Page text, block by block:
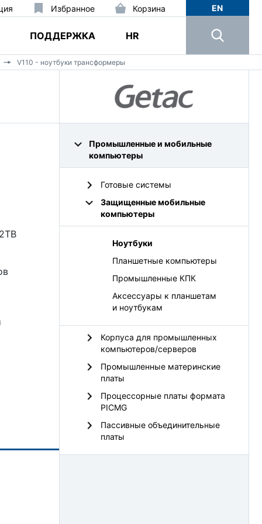
Избранное Корзина
ПОДДЕРЖКА HR
EN
V110 - ноутбуки трансформеры
Промышленные и мобильные
компьютеры
Готовые системы
Защищенные мобильные
компьютеры
Ноутбуки
Планшетные компьютеры
Промышленные КПК
Аксессуары к планшетам
и ноутбукам
Корпуса для промышленных
компьютеров/серверов
Промышленные материнские
платы
Процессорные платы формата
PICMG
Пассивные объединительные
платы